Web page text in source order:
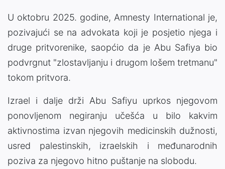
U oktobru 2025. godine, Amnesty International je,
pozivajući se na advokata koji je posjetio njega i
druge pritvorenike, saopćio da je Abu Safiya bio
podvrgnut "zlostavljanju i drugom lošem tretmanu"
tokom pritvora.
Izrael i dalje drži Abu Safiyu uprkos njegovom
ponovljenom negiranju učešća u bilo kakvim
aktivnostima izvan njegovih medicinskih dužnosti,
usred palestinskih, izraelskih i međunarodnih
poziva za njegovo hitno puštanje na slobodu.